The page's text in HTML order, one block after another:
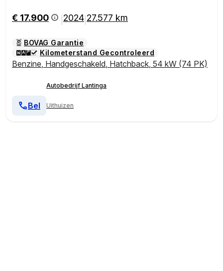
€ 17.900 2024 27.577 km
BOVAG Garantie
Kilometerstand Gecontroleerd
Benzine, Handgeschakeld, Hatchback, 54 kW (74 PK)
Autobedrijf Lantinga
Uithuizen
Bel